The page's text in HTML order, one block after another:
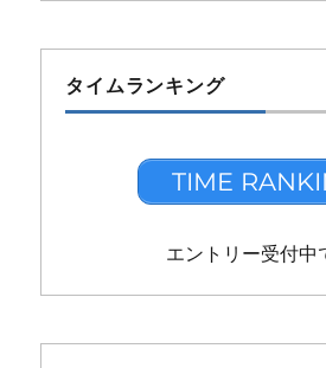
タイムランキング
TIME
エントリー受付中